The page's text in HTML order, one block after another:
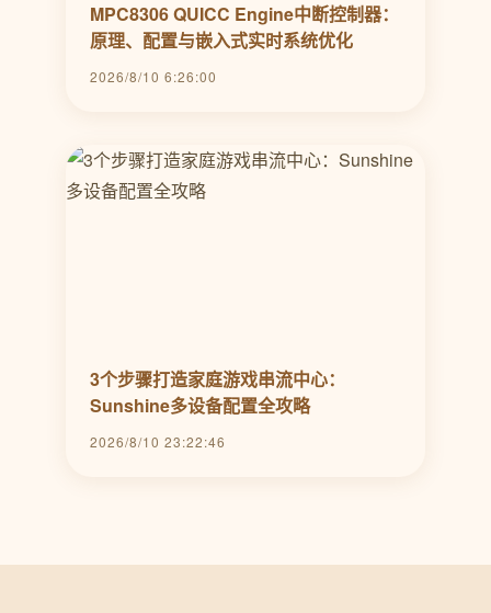
MPC8306 QUICC Engine中断控制器：
原理、配置与嵌入式实时系统优化
2026/8/10 6:26:00
3个步骤打造家庭游戏串流中心：
Sunshine多设备配置全攻略
2026/8/10 23:22:46